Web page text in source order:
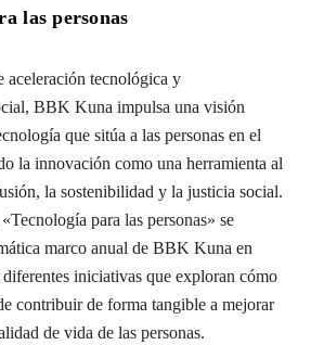
las personas
aceleración tecnológica y
BBK Kuna impulsa una visión
que sitúa a las personas en el
la innovación como una herramienta al
la sostenibilidad y la justicia social.
para las personas» se
marco anual de BBK Kuna en
iniciativas que exploran cómo
contribuir de forma tangible a mejorar
de vida de las personas.